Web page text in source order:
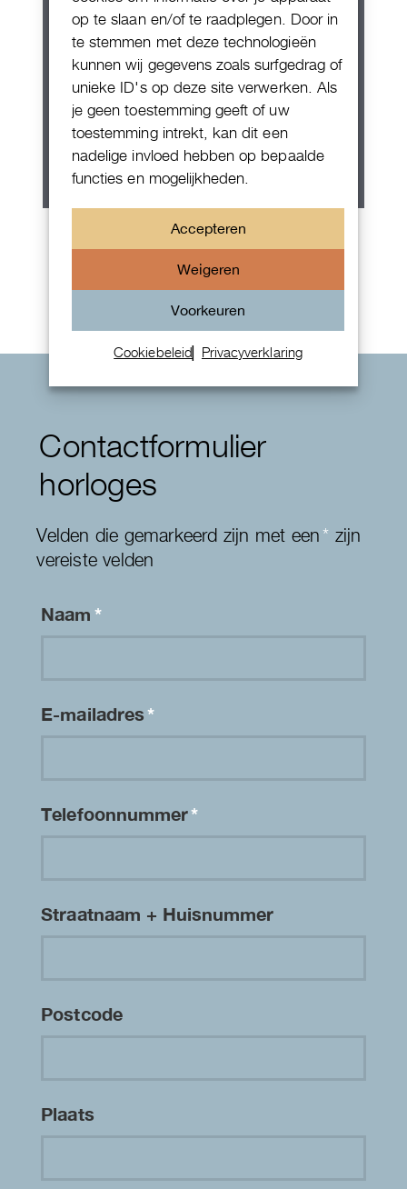
op te slaan en/of te raadplegen. Door in
te stemmen met deze technologieën
kunnen wij gegevens zoals surfgedrag of
unieke ID's op deze site verwerken. Als
je geen toestemming geeft of uw
toestemming intrekt, kan dit een
nadelige invloed hebben op bepaalde
functies en mogelijkheden.
Accepteren
Weigeren
Voorkeuren
Cookiebeleid Privacyverklaring
Patek Philippe Annual Calendar
Chornograaf
Contactformulier
horloges
Velden die gemarkeerd zijn met een* zijn
vereiste velden
Naam*
E-mailadres*
Telefoonnummer*
Straatnaam + Huisnummer
Postcode
Plaats